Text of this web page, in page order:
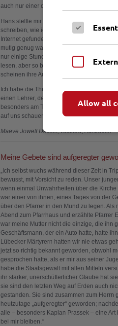
auch nur einer die ganze Grausamkeit
Hans stellte mir vor einigen Monaten die
schreiben, wie ich mich gefühlt habe, als
Internet gefunden hatte. Auf jeden Fall
mutig genug waren, ihre Stimme gegen die
nur einige Stunden vor ihrem Tod
lesen, aber so beeindruckend, ich musste
scheinen ihre Augen zu uns zu sprechen.
Ich habe die Thematik der Lübecker
einen Lehrer, der es sicherlich gut
besonders am Tag der Seligsprechung. Ich
auf uns schauen.“
Maeve Jowett Davies, Gosford, Australien
Meine Gebete sind aufgeregter
„Ich selbst wuchs während dieser Zeit in
bewusst, mit Vorsicht zu reden. Unser
wenn einmal Unwahrheiten über die
war einer von ihnen, eines Tages von der
über den Pfarrer in den Mund zu legen.
Abend zum Pfarrhaus und erzählte Pfarrer
war meine Mutter nicht die einzige, die ihn
Geschäftsmann, der ein Auto hatte, hatte
Lübecker Märtyrern hatten wir nie etwas
jetzt so richtig bekannt geworden, obwohl
gesprochen hatte, als er mir aus seiner
habe die Staatsgewalt mit allen Mitteln
ihr starker, unerschütterlicher Glaube hat
sie sind den letzten Weg auf Erden auch
gestanden. Sie sind zusammen zum Herrn
heutzutage „aufgeregter“ geworden;
alle – besonders Kaplan Prassek – eine
bei mir bleiben.“
Allow all